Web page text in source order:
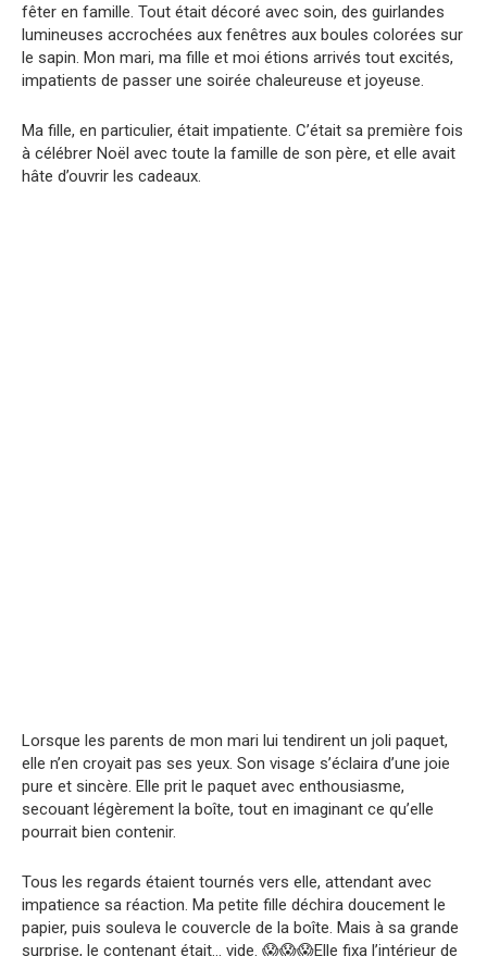
fêter en famille. Tout était décoré avec soin, des guirlandes
lumineuses accrochées aux fenêtres aux boules colorées sur
le sapin. Mon mari, ma fille et moi étions arrivés tout excités,
impatients de passer une soirée chaleureuse et joyeuse.
Ma fille, en particulier, était impatiente. C’était sa première fois
à célébrer Noël avec toute la famille de son père, et elle avait
hâte d’ouvrir les cadeaux.
Lorsque les parents de mon mari lui tendirent un joli paquet,
elle n’en croyait pas ses yeux. Son visage s’éclaira d’une joie
pure et sincère. Elle prit le paquet avec enthousiasme,
secouant légèrement la boîte, tout en imaginant ce qu’elle
pourrait bien contenir.
Tous les regards étaient tournés vers elle, attendant avec
impatience sa réaction. Ma petite fille déchira doucement le
papier, puis souleva le couvercle de la boîte. Mais à sa grande
surprise, le contenant était… vide. 😱😱😱Elle fixa l’intérieur de